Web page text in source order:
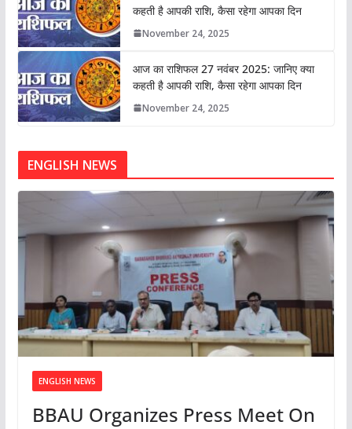
कहती है आपकी राशि, कैसा रहेगा आपका दिन
November 24, 2025
आज का राशिफल 27 नवंबर 2025: जानिए क्या
कहती है आपकी राशि, कैसा रहेगा आपका दिन
November 24, 2025
ENGLISH NEWS
ENGLISH NEWS
BBAU Organizes Press Meet On